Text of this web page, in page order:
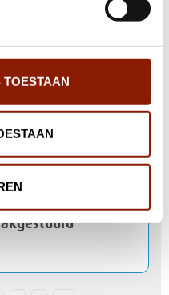
app naar
lichttherapie